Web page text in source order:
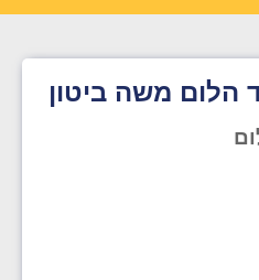
הלום משה ביטון